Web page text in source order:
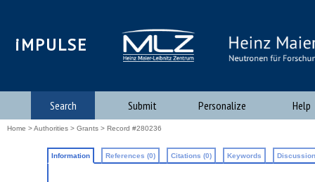
iMPULSE
Search Submit Personalize Help
Home >Authorities > Grants > Record #280236
Information References (0) Citations (0) Keywords